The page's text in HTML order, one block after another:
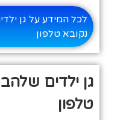
לכל המידע על גן
נקובא טלפון
טלפון